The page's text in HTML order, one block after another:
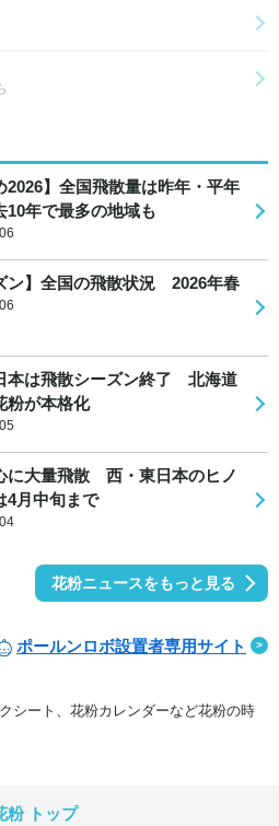
2026】全国飛散量は昨年・平年
10年で最多の地域も
ン】全国の飛散状況 2026年春
本は飛散シーズン終了 北海道
粉が本格化
に大量飛散 西・東日本のヒノ
4月中旬まで
花粉ニュースをもっと見る
ポールンロボ設置者専用サイト
シート、花粉カレンダーなど花粉の時
粉 トップ